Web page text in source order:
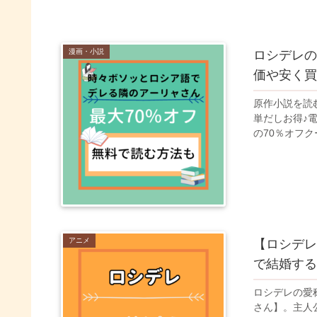
漫画・小説
ロシデレ
価や安く
原作小説を
単だしお得♪
の70％オフク
アニメ
【ロシデ
で結婚す
ロシデレの愛
さん】。主人